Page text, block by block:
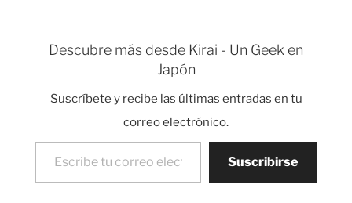
Descubre más desde Kirai - Un Geek en
Japón
Suscríbete y recibe las últimas entradas en tu
correo electrónico.
Escribe tu correo electrónico…
Suscribirse